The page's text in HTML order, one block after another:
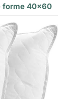
forme 40×60